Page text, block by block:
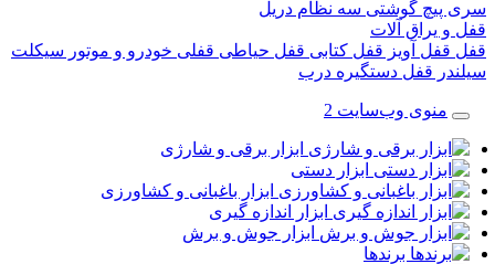
پیچ گوشتیسه نظام دریل
یراق آلات
قفل آویز قفل کتابیقفل حیاطیقفلی خودرو و موتور سیکلت
قفل دستگیره درب
منوی وب‌سایت 2
ابزار برقی و شارژی
ابزار دستی
ابزار باغبانی و کشاورزی
ابزار اندازه گیری
ابزار جوش و برش
برندها